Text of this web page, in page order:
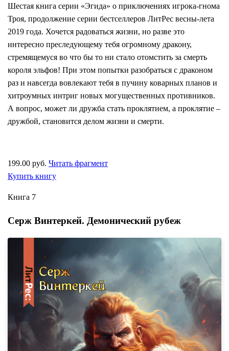
Шестая книга серии «Эгида» о приключениях игрока-гнома
Троя, продолжение серии бестселлеров ЛитРес весны-лета
2019 года. Хочется радоваться жизни, но разве это
интересно преследующему тебя огромному дракону,
стремящемуся во что бы то ни стало отомстить за смерть
короля эльфов! При этом попытки разобраться с драконом
раз и навсегда вовлекают тебя в пучину коварных планов и
хитроумных интриг новых могущественных противников.
А вопрос, может ли дружба стать проклятием, а проклятие –
дружбой, становится делом жизни и смерти.
199.00 руб. Читать фрагмент
Купить книгу
Книга 7
Серж Винтеркей. Демонический рубеж